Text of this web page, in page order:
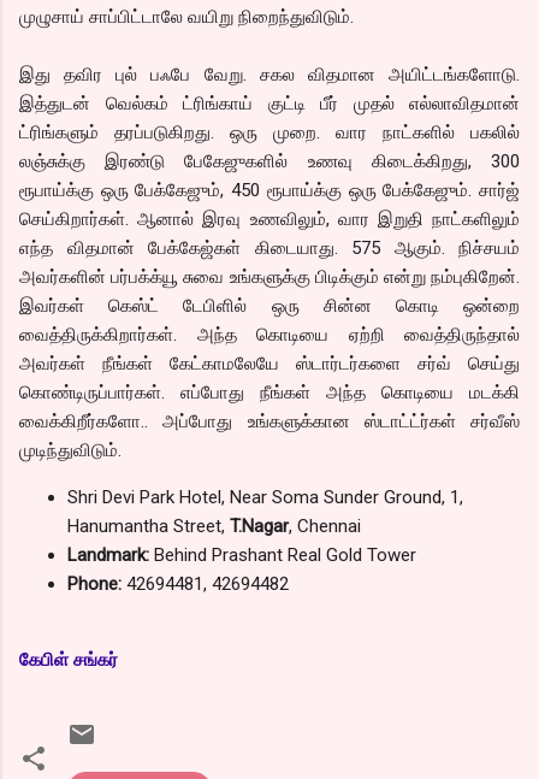
முழுசாய் சாப்பிட்டாலே வயிறு நிறைந்துவிடும்.
இது தவிர புல் பஃபே வேறு. சகல விதமான அயிட்டங்களோடு.
இத்துடன் வெல்கம் ட்ரிங்காய் குட்டி பீர் முதல் எல்லாவிதமான்
ட்ரிங்களும் தரப்படுகிறது. ஒரு முறை. வார நாட்களில் பகலில்
லஞ்சுக்கு இரண்டு பேகேஜுகளில் உணவு கிடைக்கிறது, 300
ரூபாய்க்கு ஒரு பேக்கேஜும், 450 ரூபாய்க்கு ஒரு பேக்கேஜும். சார்ஜ்
செய்கிறார்கள். ஆனால் இரவு உணவிலும், வார இறுதி நாட்களிலும்
எந்த விதமான் பேக்கேஜ்கள் கிடையாது. 575 ஆகும். நிச்சயம்
அவர்களின் பர்பக்க்யூ சுவை உங்களுக்கு பிடிக்கும் என்று நம்புகிறேன்.
இவர்கள் கெஸ்ட் டேபிளில் ஒரு சின்ன கொடி ஒன்றை
வைத்திருக்கிறார்கள். அந்த கொடியை ஏற்றி வைத்திருந்தால்
அவர்கள் நீங்கள் கேட்காமலேயே ஸ்டார்டர்களை சர்வ் செய்து
கொண்டிருப்பார்கள். எப்போது நீங்கள் அந்த கொடியை மடக்கி
வைக்கிறீர்களோ.. அப்போது உங்களுக்கான ஸ்டாட்ட்ர்கள் சர்வீஸ்
முடிந்துவிடும்.
Shri Devi Park Hotel, Near Soma Sunder Ground, 1,
Hanumantha Street, T.Nagar, Chennai
Landmark: Behind Prashant Real Gold Tower
Phone: 42694481, 42694482
கேபிள் சங்கர்